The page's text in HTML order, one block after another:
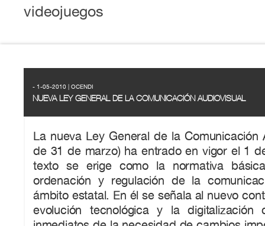
videojuegos
- 1-05-2010 | OCENDI
NUEVA LEY GENERAL DE LA COMUNICACIÓN AUDIOVISUAL
La nueva Ley General de la Comunicación
de 31 de marzo) ha entrado en vigor el 1
texto se erige como la normativa
ordenación y regulación de la
ámbito estatal. En él se señala al nuevo
evolución tecnológica y la digitalización